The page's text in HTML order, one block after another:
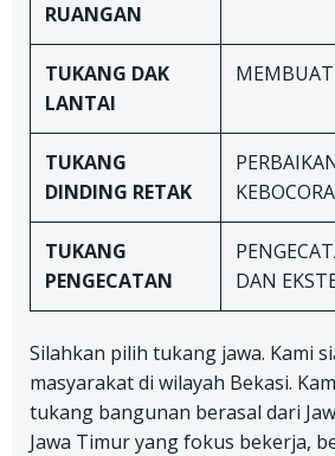
RUANGAN
TUKANG DAK
LANTAI
TUKANG
DINDING RETAK
TUKANG
PENGECATAN
DAN
Silahkan pilih tukang jawa. Kami
masyarakat di wilayah Bekasi.
tukang bangunan berasal dari
Jawa Timur yang fokus bekerja,